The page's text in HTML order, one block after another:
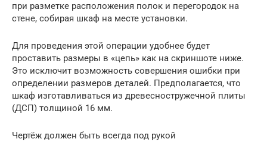
при разметке расположения полок и перегородок на
стене, собирая шкаф на месте установки.
Для проведения этой операции удобнее будет
проставить размеры в «цепь» как на скриншоте ниже.
Это исключит возможность совершения ошибки при
определении размеров деталей. Предполагается, что
шкаф изготавливаться из древесностружечной плиты
(ДСП) толщиной 16 мм.
Чертёж должен быть всегда под рукой